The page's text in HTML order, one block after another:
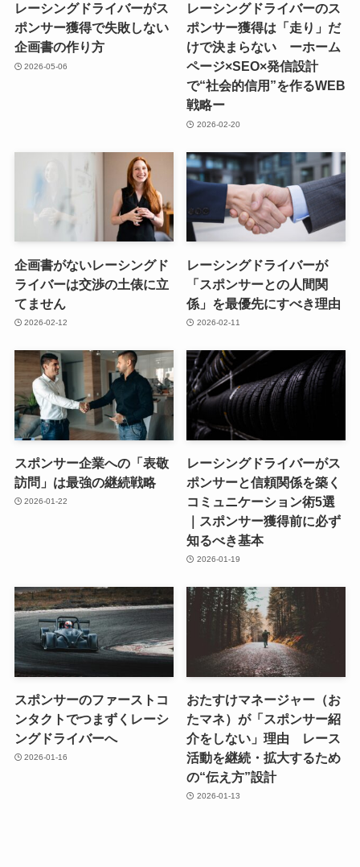
レーシングドライバーがス
ポンサー獲得で失敗しない
企画書の作り方
2026-05-06
レーシングドライバーのス
ポンサー獲得は「走り」だ
けで決まらない ーホーム
ページ×SEO×発信設計
で“社会的信用”を作るWEB
戦略ー
2026-02-20
企画書がないレーシングド
ライバーは交渉の土俵に立
てません
2026-02-12
レーシングドライバーが
「スポンサーとの人間関
係」を最優先にすべき理由
2026-02-11
スポンサー企業への「表敬
訪問」は最強の継続戦略
2026-01-22
レーシングドライバーがス
ポンサーと信頼関係を築く
コミュニケーション術5選
｜スポンサー獲得前に必ず
知るべき基本
2026-01-19
スポンサーのファーストコ
ンタクトでつまずくレーシ
ングドライバーへ
2026-01-16
おたすけマネージャー（お
たマネ）が「スポンサー紹
介をしない」理由 レース
活動を継続・拡大するため
の“伝え方”設計
2026-01-13